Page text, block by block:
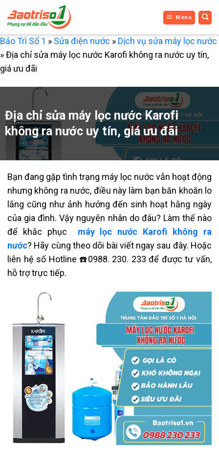
qua
nội
dung
Menu
Bảo Trì Số 1 » Sửa điện nước » Dịch vụ sửa máy lọc nước
»Địa chỉ sửa máy lọc nước Karofi không ra nước uy tín,
giá ưu đãi
Địa chỉ sửa máy lọc nước Karofi
không ra nước uy tín, giá ưu đãi
Bạn đang gặp tình trạng máy lọc nước vẫn hoạt động
nhưng không ra nước, điều này làm bạn băn khoăn lo
lắng cũng như ảnh hưởng đến sinh hoạt hằng ngày
của gia đình. Vậy nguyên nhân do đâu? Làm thế nào
để khắc phục máy lọc nước Karofi không ra
nước? Hãy cùng theo dõi bài viết ngay sau đây. Hoặc
liên hệ số Hotline ☎️0988. 230. 233 để được tư vấn,
hỗ trợ trực tiếp.